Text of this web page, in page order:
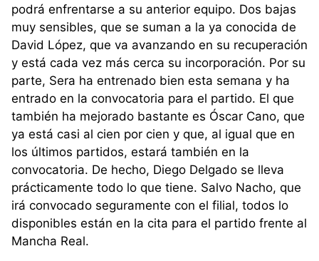
podrá enfrentarse a su anterior equipo. Dos bajas
muy sensibles, que se suman a la ya conocida de
David López, que va avanzando en su recuperación
y está cada vez más cerca su incorporación. Por su
parte, Sera ha entrenado bien esta semana y ha
entrado en la convocatoria para el partido. El que
también ha mejorado bastante es Óscar Cano, que
ya está casi al cien por cien y que, al igual que en
los últimos partidos, estará también en la
convocatoria. De hecho, Diego Delgado se lleva
prácticamente todo lo que tiene. Salvo Nacho, que
irá convocado seguramente con el filial, todos lo
disponibles están en la cita para el partido frente al
Mancha Real.